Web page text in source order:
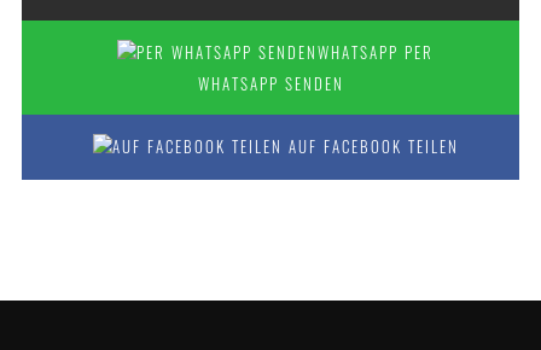
PER
WHATSAPP SENDEN
AUF FACEBOOK TEILEN